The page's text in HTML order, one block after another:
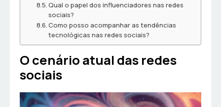
Qual o papel dos influenciadores nas redes
sociais?
Como posso acompanhar as tendências
tecnológicas nas redes sociais?
O cenário atual das redes
sociais